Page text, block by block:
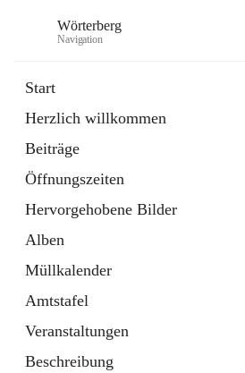
Wörterberg
Navigation
Start
Herzlich willkommen
Beiträge
Öffnungszeiten
Hervorgehobene Bilder
Alben
Müllkalender
Amtstafel
Veranstaltungen
Beschreibung
5 Schnellzugriffe
Bürgerservice
9 Schnellzugriffe